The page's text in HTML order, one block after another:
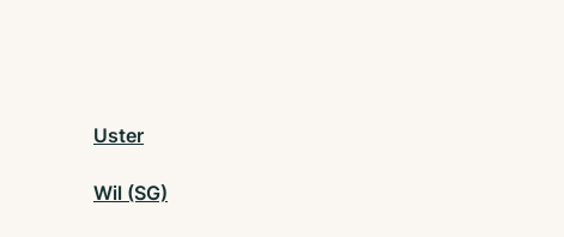
Uster
Wil (SG)